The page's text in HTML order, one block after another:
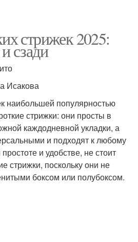
стрижек 2025:
сзади
Исакова
наибольшей популярностью
стрижки: они просты в
каждодневной укладки, а
и подходят к любому
и удобстве, не стоит
стрижки, поскольку они не
боксом или полубоксом.